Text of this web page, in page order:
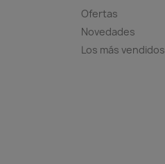
Ofertas
Novedades
Los más vendidos